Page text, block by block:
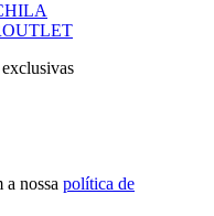
OUTLET
nossa política de